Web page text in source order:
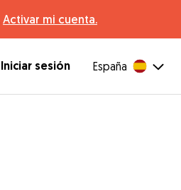
Activar mi cuenta.
Iniciar sesión España